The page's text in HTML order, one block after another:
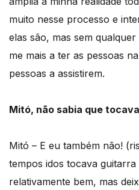
muito nesse processo e
elas são, mas sem
me mais a ter as pessoas
pessoas a assistirem.
Mitó, não sabia que
Mitó – E eu também não!
tempos idos tocava
relativamente bem, mas